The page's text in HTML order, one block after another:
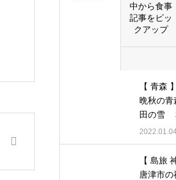
中から食事
記事をピッ
クアップ
【 青森
晩秋の青
田の雪
【 島旅
唐津市の